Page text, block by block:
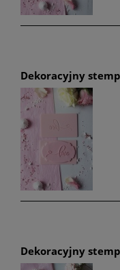
Dekoracyjny
Dekoracyjny